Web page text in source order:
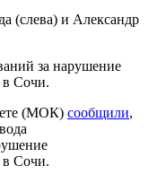
(слева) и Александр
за нарушение
Сочи.
(МОК) сообщили,
Сочи.